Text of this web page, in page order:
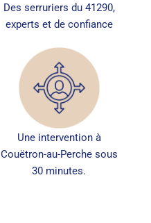
Des serruriers du 41290,
experts et de confiance
Une intervention à
Couëtron-au-Perche sous
30 minutes.